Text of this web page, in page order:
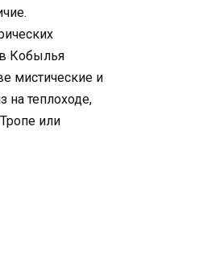
Кобылья
мистические и
на теплоходе,
или